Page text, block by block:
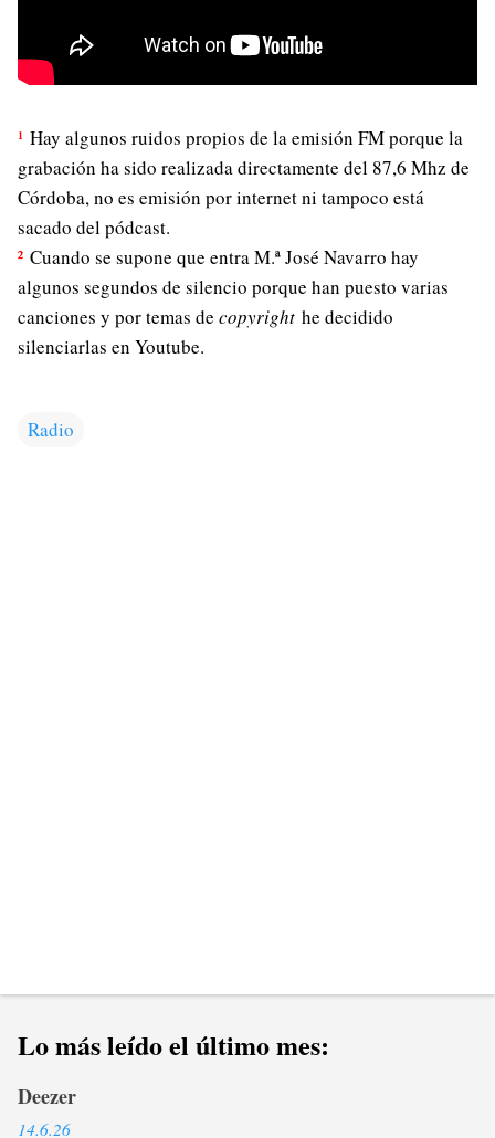
¹ Hay algunos ruidos propios de la emisión FM porque la
grabación ha sido realizada directamente del 87,6 Mhz de
Córdoba, no es emisión por internet ni tampoco está
sacado del pódcast.
² Cuando se supone que entra M.ª José Navarro hay
algunos segundos de silencio porque han puesto varias
canciones y por temas de copyright he decidido
silenciarlas en Youtube.
Radio
Lo más leído el último mes:
Deezer
14.6.26